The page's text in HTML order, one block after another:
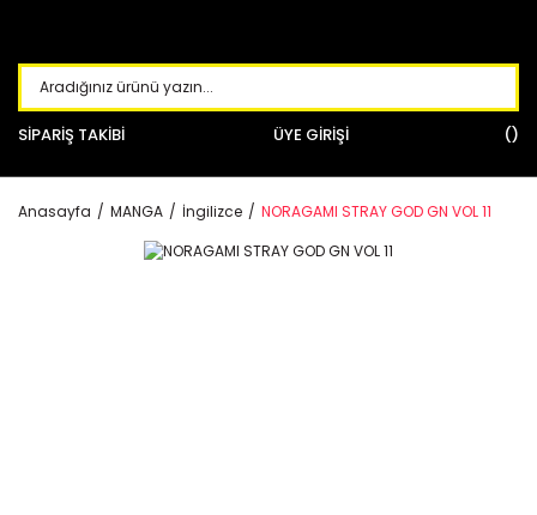
SİPARİŞ TAKİBİ ÜYE GİRİŞİ
Anasayfa MANGA İngilizce NORAGAMI STRAY GOD GN VOL 11